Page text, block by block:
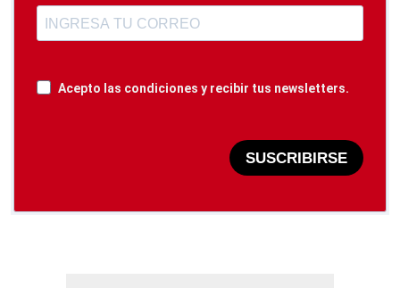
Acepto las condiciones y recibir tus newsletters.
SUSCRIBIRSE